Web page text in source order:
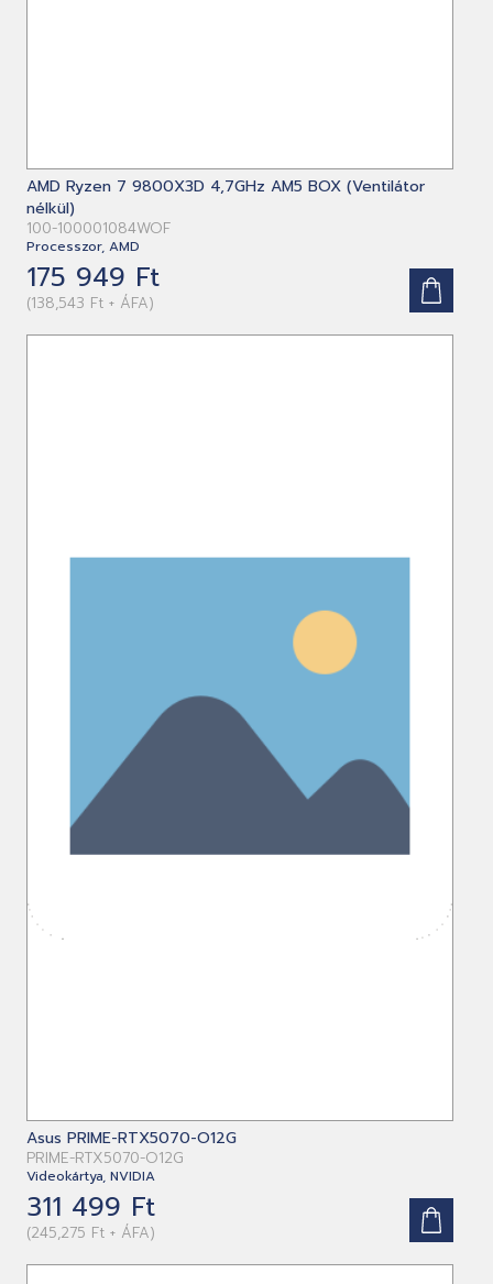
AMD Ryzen 7 9800X3D 4,7GHz AM5 BOX (Ventilátor
nélkül)
100-100001084WOF
Processzor, AMD
175 949 Ft
(138,543 Ft + ÁFA)
Asus PRIME-RTX5070-O12G
PRIME-RTX5070-O12G
Videokártya, NVIDIA
311 499 Ft
(245,275 Ft + ÁFA)